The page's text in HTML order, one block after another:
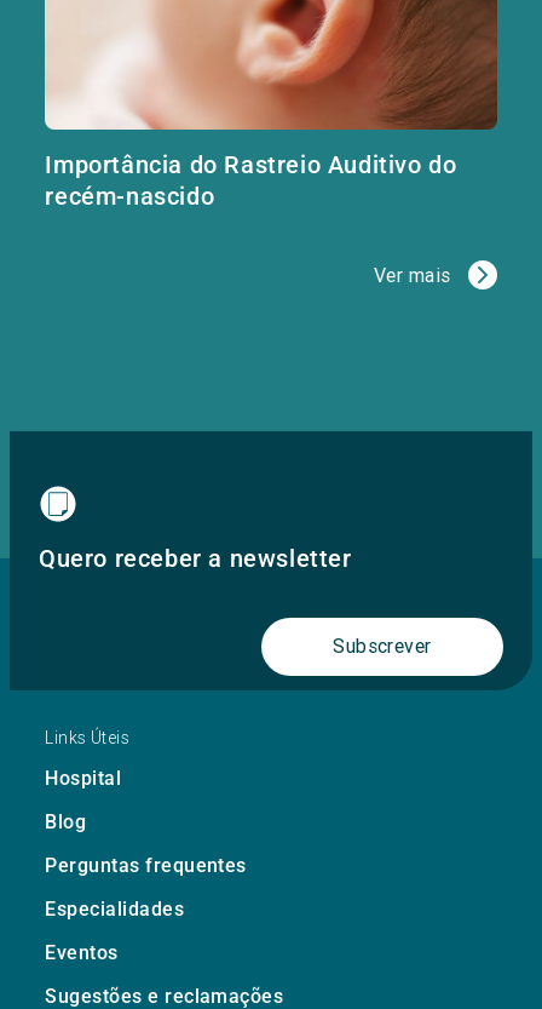
Importância do Rastreio Auditivo do
recém-nascido
Ver mais
Quero receber a newsletter
Subscrever
Links Úteis
Hospital
Blog
Perguntas frequentes
Especialidades
Eventos
Sugestões e reclamações